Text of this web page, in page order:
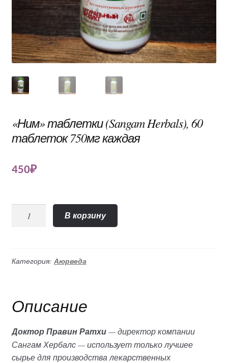
«Ним» таблетки (Sangam Herbals), 60
таблеток 750мг каждая
450₽
Herbals),
750мг
каждая
В корзину
Категория: Аюрведа
Описание
Доктор Правин Ратхи— директор компании
Сангам Хербалс — использует только лучшее
сырье для производства лекарственных